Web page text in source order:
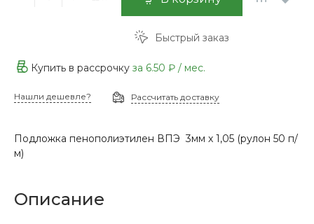
Быстрый заказ
Купить в рассрочку за 6.50 ₽ / мес.
Нашли дешевле? Рассчитать доставку
Подложка пенополиэтилен ВПЭ 3мм х 1,05 (рулон 50 п/
м)
Описание